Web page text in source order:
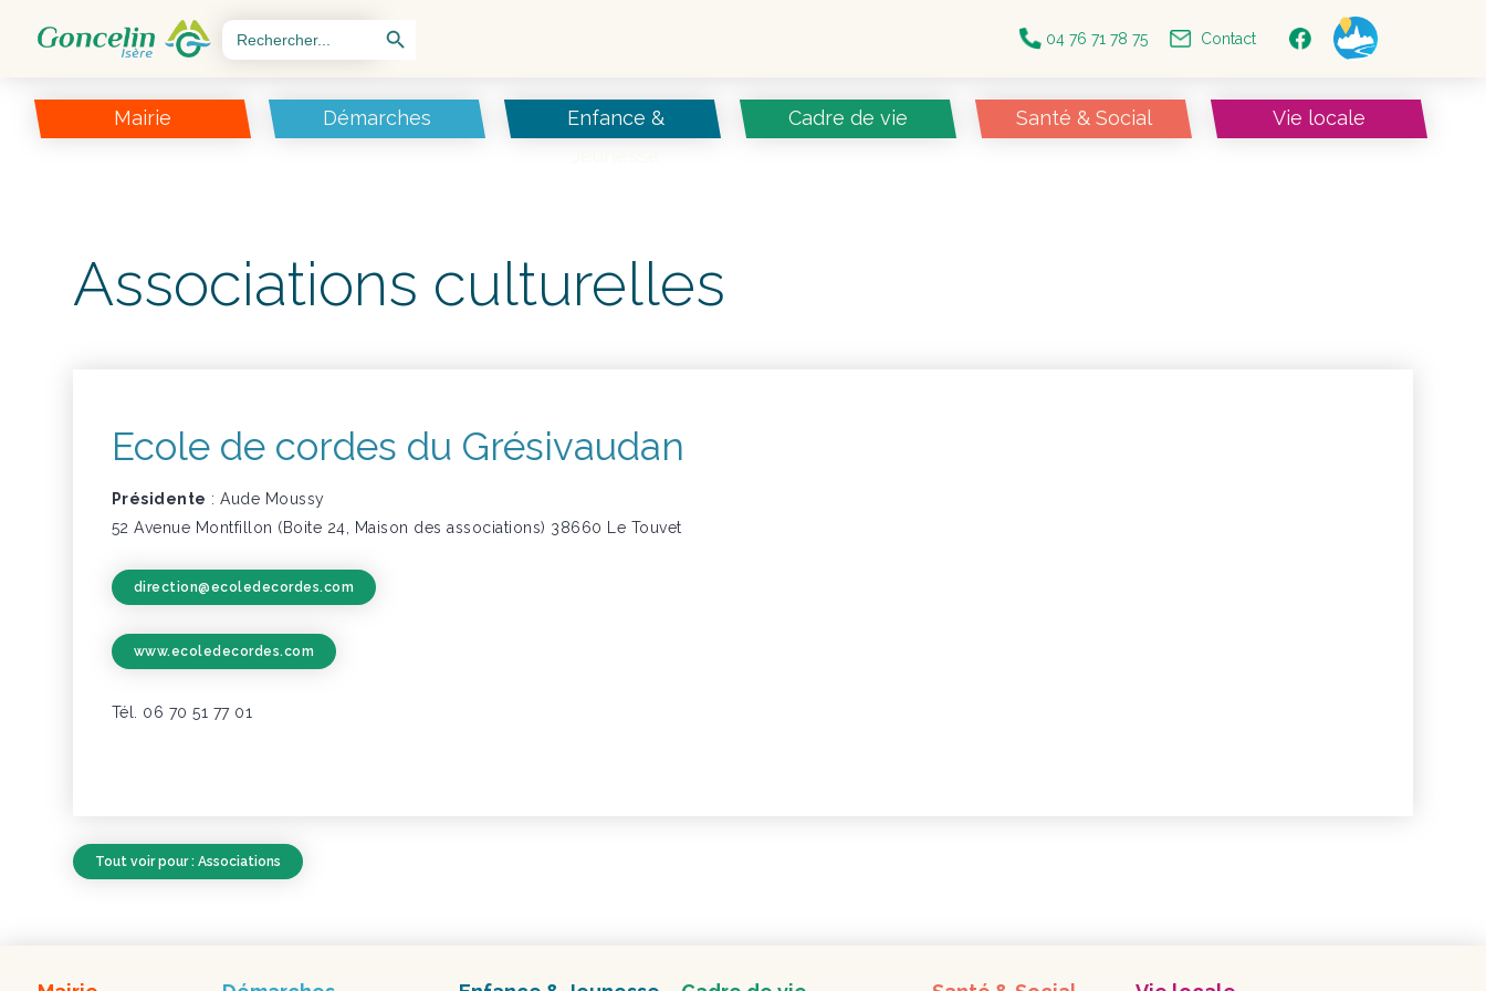
Search
for:
Search Button
04 76 71 78 75 Contact
Mairie Démarches
Enfance &
Cadre de vie Santé & Social Vie locale
Associations culturelles
Ecole de cordes du Grésivaudan
Présidente : Aude Moussy
52 Avenue Montfillon (Boite 24, Maison des associations) 38660 Le Touvet
direction@ecoledecordes.com
www.ecoledecordes.com
Tél. 06 70 51 77 01
Tout voir pour : Associations